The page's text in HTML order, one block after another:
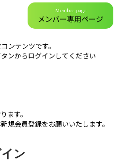
Member page
メンバー専用ページ
ンテンツです。
ンからログインしてください
ます。
規会員登録をお願いいたします。
ン